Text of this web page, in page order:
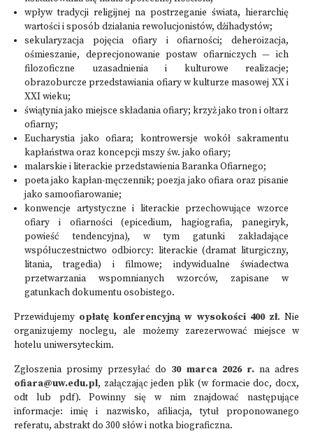
wpływ tradycji religijnej na postrzeganie świata, hierarchię
wartości i sposób działania rewolucjonistów, dżihadystów;
sekularyzacja pojęcia ofiary i ofiarności; deheroizacja,
ośmieszanie, deprecjonowanie postaw ofiarniczych — ich
filozoficzne uzasadnienia i kulturowe realizacje;
obrazoburcze przedstawiania ofiary w kulturze masowej XX i
XXI wieku;
świątynia jako miejsce składania ofiary; krzyż jako tron i ołtarz
ofiarny;
Eucharystia jako ofiara; kontrowersje wokół sakramentu
kapłaństwa oraz koncepcji mszy św. jako ofiary;
malarskie i literackie przedstawienia Baranka Ofiarnego;
poeta jako kapłan-męczennik; poezja jako ofiara oraz pisanie
jako samoofiarowanie;
konwencje artystyczne i literackie przechowujące wzorce
ofiary i ofiarności (epicedium, hagiografia, panegiryk,
powieść tendencyjna), w tym gatunki zakładające
współuczestnictwo odbiorcy: literackie (dramat liturgiczny,
litania, tragedia) i filmowe; indywidualne świadectwa
przetwarzania wspomnianych wzorców, zapisane w
gatunkach dokumentu osobistego.
Przewidujemy opłatę konferencyjną w wysokości 400 zł. Nie
organizujemy noclegu, ale możemy zarezerwować miejsce w
hotelu uniwersyteckim.
Zgłoszenia prosimy przesyłać do 30 marca 2026 r.na adres
ofiara@uw.edu.pl, załączając jeden plik (w formacie doc, docx,
odt lub pdf). Powinny się w nim znajdować następujące
informacje: imię i nazwisko, afiliacja, tytuł proponowanego
referatu, abstrakt do 300 słów i notka biograficzna.